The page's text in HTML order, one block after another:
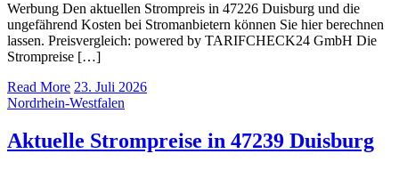
Werbung Den aktuellen Strompreis in 47226 Duisburg und die
ungefährend Kosten bei Stromanbietern können Sie hier berechnen
lassen. Preisvergleich: powered by TARIFCHECK24 GmbH Die
Strompreise […]
Read More 23. Juli 2026
Nordrhein-Westfalen
Aktuelle Strompreise in 47239 Duisburg